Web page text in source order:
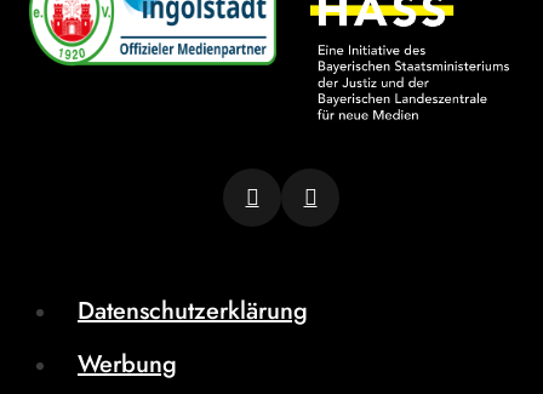
Datenschutzerklärung
Werbung